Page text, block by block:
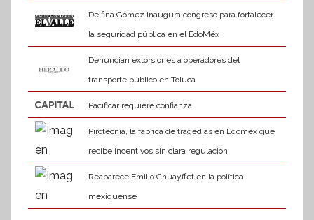
Delfina Gómez inaugura congreso para fortalecer
la seguridad pública en el EdoMéx
Denuncian extorsiones a operadores del
transporte público en Toluca
Pacificar requiere confianza
Pirotecnia, la fábrica de tragedias en Edomex que
recibe incentivos sin clara regulación
Reaparece Emilio Chuayffet en la política
mexiquense